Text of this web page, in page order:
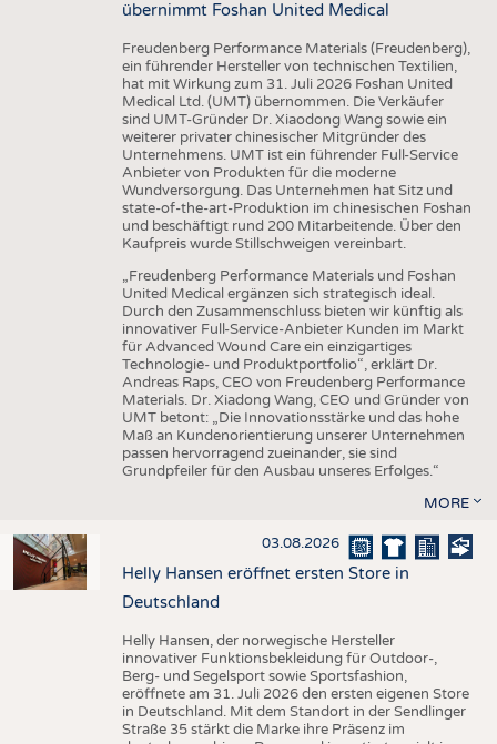
übernimmt Foshan United Medical
Freudenberg Performance Materials (Freudenberg),
ein führender Hersteller von technischen Textilien,
hat mit Wirkung zum 31. Juli 2026 Foshan United
Medical Ltd. (UMT) übernommen. Die Verkäufer
sind UMT-Gründer Dr. Xiaodong Wang sowie ein
weiterer privater chinesischer Mitgründer des
Unternehmens. UMT ist ein führender Full-Service
Anbieter von Produkten für die moderne
Wundversorgung. Das Unternehmen hat Sitz und
state-of-the-art-Produktion im chinesischen Foshan
und beschäftigt rund 200 Mitarbeitende. Über den
Kaufpreis wurde Stillschweigen vereinbart.
„Freudenberg Performance Materials und Foshan
United Medical ergänzen sich strategisch ideal.
Durch den Zusammenschluss bieten wir künftig als
innovativer Full-Service-Anbieter Kunden im Markt
für Advanced Wound Care ein einzigartiges
Technologie- und Produktportfolio“, erklärt Dr.
Andreas Raps, CEO von Freudenberg Performance
Materials. Dr. Xiadong Wang, CEO und Gründer von
UMT betont: „Die Innovationsstärke und das hohe
Maß an Kundenorientierung unserer Unternehmen
passen hervorragend zueinander, sie sind
Grundpfeiler für den Ausbau unseres Erfolges.“
MORE
03.08.2026
Helly Hansen eröffnet ersten Store in
Deutschland
Helly Hansen, der norwegische Hersteller
innovativer Funktionsbekleidung für Outdoor-,
Berg- und Segelsport sowie Sportsfashion,
eröffnete am 31. Juli 2026 den ersten eigenen Store
in Deutschland. Mit dem Standort in der Sendlinger
Straße 35 stärkt die Marke ihre Präsenz im